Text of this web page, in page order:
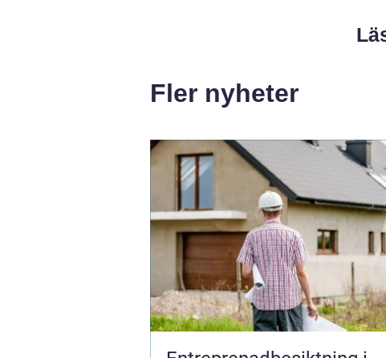
Fler nyheter